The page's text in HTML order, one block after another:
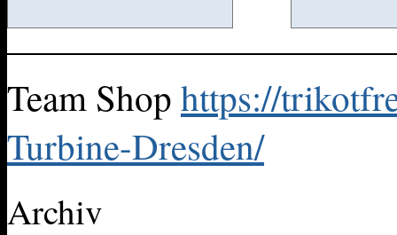
Team Shop https://
Turbine-Dresden/
Archiv